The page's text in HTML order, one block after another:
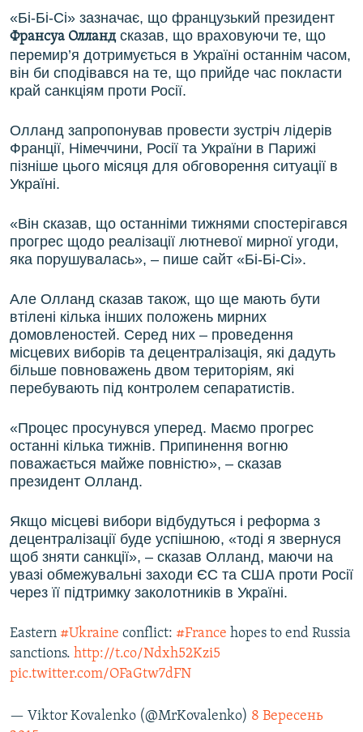
«Бі-Бі-Сі» зазначає, що французький президент
Франсуа Олландсказав, що враховуючи те, що
перемир’я дотримується в Україні останнім часом,
він би сподівався на те, що прийде час покласти
край санкціям проти Росії.
Олланд запропонував провести зустріч лідерів
Франції, Німеччини, Росії та України в Парижі
пізніше цього місяця для обговорення ситуації в
Україні.
«Він сказав, що останніми тижнями спостерігався
прогрес щодо реалізації лютневої мирної угоди,
яка порушувалась», – пише сайт «Бі-Бі-Сі».
Але Олланд сказав також, що ще мають бути
втілені кілька інших положень мирних
домовленостей. Серед них – проведення
місцевих виборів та децентралізація, які дадуть
більше повноважень двом територіям, які
перебувають під контролем сепаратистів.
«Процес просунувся уперед. Маємо прогрес
останні кілька тижнів. Припинення вогню
поважається майже повністю», – сказав
президент Олланд.
Якщо місцеві вибори відбудуться і реформа з
децентралізації буде успішною, «тоді я звернуся
щоб зняти санкції», – сказав Олланд, маючи на
увазі обмежувальні заходи ЄС та США проти Росії
через її підтримку заколотників в Україні.
Eastern #Ukraine conflict: #France hopes to end Russia
sanctions. http://t.co/Ndxh52Kzi5
pic.twitter.com/OFaGtw7dFN
— Viktor Kovalenko (@MrKovalenko) 8 Вересень